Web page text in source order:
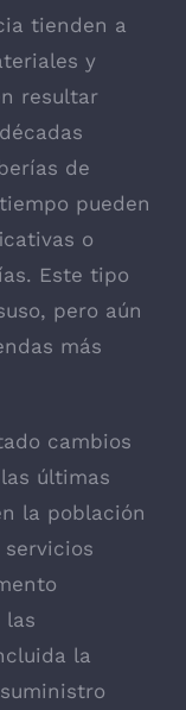
tienden a
y
resultar
de
pueden
o
Este tipo
pero aún
más
cambios
últimas
la población
las
la